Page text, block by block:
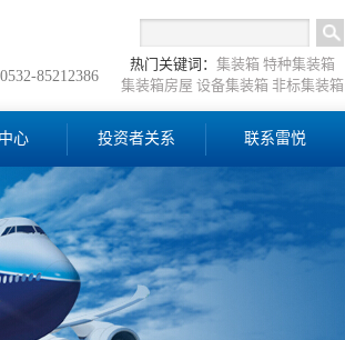
热门关键词： 集装箱 特种集装箱
集装箱房屋 设备集装箱 非标集装箱
0532-85212386
心 投资者关系 联系雷悦